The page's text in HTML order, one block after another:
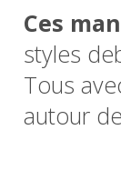
Ces
styles
Tous
autour